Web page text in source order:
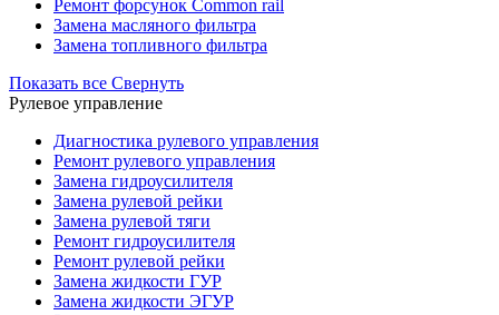
Ремонт форсунок Common rail
Замена масляного фильтра
Замена топливного фильтра
Показать все Свернуть
Рулевое управление
Диагностика рулевого управления
Ремонт рулевого управления
Замена гидроусилителя
Замена рулевой рейки
Замена рулевой тяги
Ремонт гидроусилителя
Ремонт рулевой рейки
Замена жидкости ГУР
Замена жидкости ЭГУР